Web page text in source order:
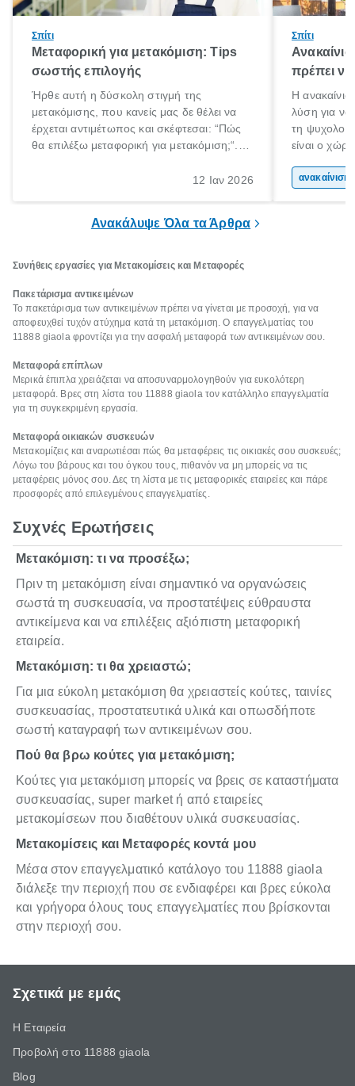
Σπίτι
Μεταφορική για μετακόμιση: Tips
σωστής επιλογής
Ήρθε αυτή η δύσκολη στιγμή της
μετακόμισης, που κανείς μας δε θέλει να
έρχεται αντιμέτωπος και σκέφτεσαι: “Πώς
θα επιλέξω μεταφορική για μετακόμιση;“.
ξεκινάς τις απαραίτητες ετοιμασίες,12 Ιαν 2026
Σπίτι
πρέπει να
Η
λύση για να
τη
είναι ο
Επομένως,
Ανακάλυψε Όλα τα Άρθρα
Συνήθεις εργασίες για Μετακομίσεις και Μεταφορές
Πακετάρισμα αντικειμένων
Το πακετάρισμα των αντικειμένων πρέπει να γίνεται με προσοχή, για να
αποφευχθεί τυχόν ατύχημα κατά τη μετακόμιση. Ο επαγγελματίας του
11888 giaola φροντίζει για την ασφαλή μεταφορά των αντικειμένων σου.
Μεταφορά επίπλων
Μερικά έπιπλα χρειάζεται να αποσυναρμολογηθούν για ευκολότερη
μεταφορά. Βρες στη λίστα του 11888 giaola τον κατάλληλο επαγγελματία
για τη συγκεκριμένη εργασία.
Μεταφορά οικιακών συσκευών
Μετακομίζεις και αναρωτιέσαι πώς θα μεταφέρεις τις οικιακές σου συσκευές;
Λόγω του βάρους και του όγκου τους, πιθανόν να μη μπορείς να τις
μεταφέρεις μόνος σου. Δες τη λίστα με τις μεταφορικές εταιρείες και πάρε
προσφορές από επιλεγμένους επαγγελματίες.
Συχνές Ερωτήσεις
Μετακόμιση: τι να προσέξω;
Πριν τη μετακόμιση είναι σημαντικό να οργανώσεις
σωστά τη συσκευασία, να προστατέψεις εύθραυστα
αντικείμενα και να επιλέξεις αξιόπιστη μεταφορική
εταιρεία.
Μετακόμιση: τι θα χρειαστώ;
Για μια εύκολη μετακόμιση θα χρειαστείς κούτες, ταινίες
συσκευασίας, προστατευτικά υλικά και οπωσδήποτε
σωστή καταγραφή των αντικειμένων σου.
Πού θα βρω κούτες για μετακόμιση;
Κούτες για μετακόμιση μπορείς να βρεις σε καταστήματα
συσκευασίας, super market ή από εταιρείες
μετακομίσεων που διαθέτουν υλικά συσκευασίας.
Μετακομίσεις και Μεταφορές κοντά μου
Μέσα στον επαγγελματικό κατάλογο του 11888 giaola
διάλεξε την περιοχή που σε ενδιαφέρει και βρες εύκολα
και γρήγορα όλους τους επαγγελματίες που βρίσκονται
στην περιοχή σου.
Σχετικά με εμάς
Η Εταιρεία
Προβολή στο 11888 giaola
Blog